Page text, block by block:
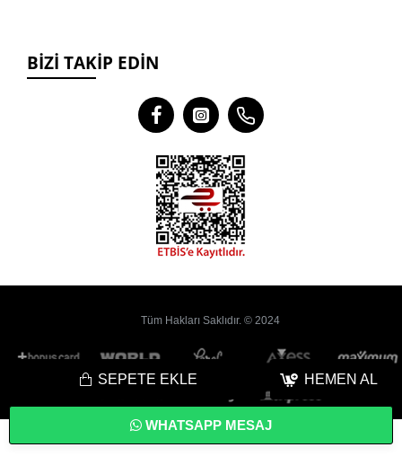
SEPETE EKLE HEMEN AL
WHATSAPP MESAJ
BIZI TAKIP EDIN
Tüm Hakları Saklıdır. © 2024